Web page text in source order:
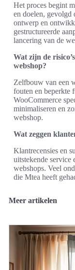
Het proces begint
en doelen, gevolgd
ontwerp en
gestructureerde
lancering van de
Wat zijn de
webshop?
Zelfbouw van een
fouten en beperkte
WooCommerce
minimaliseren en
webshop.
Wat zeggen
Klantrecensies en
uitstekende service
webshops. Veel
die Mtea heeft
Meer artikelen